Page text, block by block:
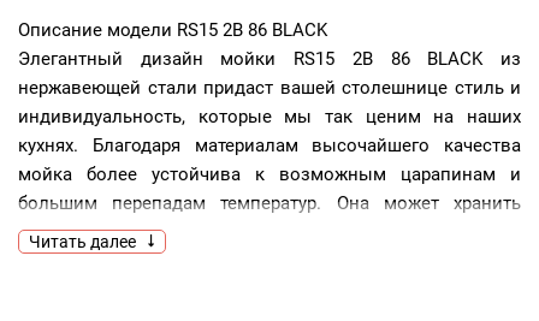
Описание модели RS15 2B 86 BLACK
Элегантный дизайн мойки RS15 2B 86 BLACK из
нержавеющей стали придаст вашей столешнице стиль и
индивидуальность, которые мы так ценим на наших
кухнях. Благодаря материалам высочайшего качества
мойка более устойчива к возможным царапинам и
большим перепадам температур. Она может хранить
несколько комплектов посуды после очистки.
Технология SilentSmart поглощает шум воды и позволит
Читать далее